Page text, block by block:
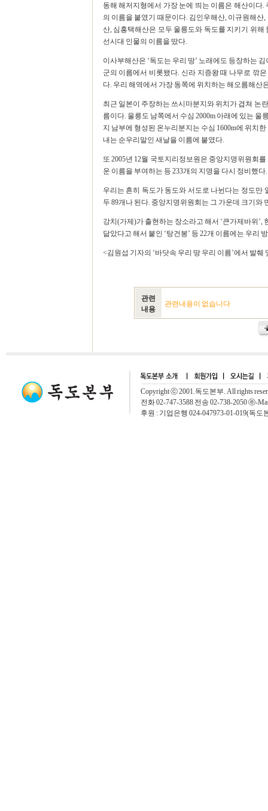
동해 해저지형에서 가장 눈에 띄는 이름은 해산이다.
의 이름을 붙였기 때문이다. 김인우해산, 이규원해산,
산, 심흥택해산은 모두 울릉도와 독도를 지키기 위해
선시대 인물의 이름을 땄다.
이사부해산은 ‘독도는 우리 땅’ 노래에도 등장하는
군의 이름에서 비롯됐다. 신라 지증왕 때 나무로 깎
다. 우리 해역에서 가장 동쪽에 위치하는 해오름해
최근 일본이 주장하는 쓰시마분지와 위치가 겹쳐 논
름이다. 울릉도 남쪽에서 수심 2000m 아래에 있는 울
지 남부에 형성된 온누리분지는 수심 1600m에 위치
내는 순우리말인 새날을 이름에 붙였다.
또 2005년 12월 국토지리정보원은 중앙지명위원회
운 이름을 부여하는 등 233개의 지명을 다시 정비했다.
우리는 흔히 독도가 동도와 서도로 나뉜다는 정도만
두 89개나 된다. 중앙지명위원회는 그 가운데 크기와
강치(가제)가 출현하는 장소라고 해서 ‘큰가제바위’,
닮았다고 해서 붙인 ‘탕건봉’ 등 22개 이름에는 우리
<김원섭 기자의 ‘바닷속 우리 땅 우리 이름’에서 발췌
관련
내용
관련내용이 없습니다
Copyright ⓒ 2001.독도본부. All rights
전화 02-747-3588 전송 02-738-2050 ⓔ-
후원 : 기업은행 024-047973-01-019(독도